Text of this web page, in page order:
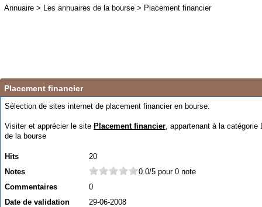
Partenaires
Annuaire > Les annuaires de la bourse > Placement financier
Placement financier
Sélection de sites internet de placement financier en bourse.
Visiter et apprécier le site Placement financier, appartenant à la catégorie
de la bourse
Hits
20
Notes
0.0/5 pour 0 note
Commentaires
0
Date de validation
29-06-2008